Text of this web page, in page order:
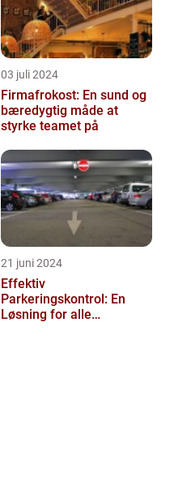
03 juli 2024
Firmafrokost: En sund og
bæredygtig måde at
styrke teamet på
21 juni 2024
Effektiv
Parkeringskontrol: En
Løsning for alle